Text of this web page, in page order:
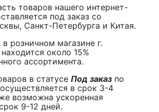
товаров нашего интернет-
под заказ со
Санкт-Петербурга и Китая.
розничном магазине г.
около 15%
ассортимента.
в статусе Под заказ по
в срок 3-4
возможна ускоренная
9-12 дней.